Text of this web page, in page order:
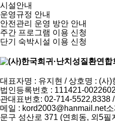
시설안내
운영규정 안내
안전관리 운영 방안 안내
주간 프로그램 이용 신청
단기 숙박시설 이용 신청
대표자명 : 유지현 / 상호명 : (사
법인등록번호 : 111421-
관대표번호: 02-714-5522,8338
메일 : kord2003@hanmail.net
문구 성산로 371 (연희동, 외5